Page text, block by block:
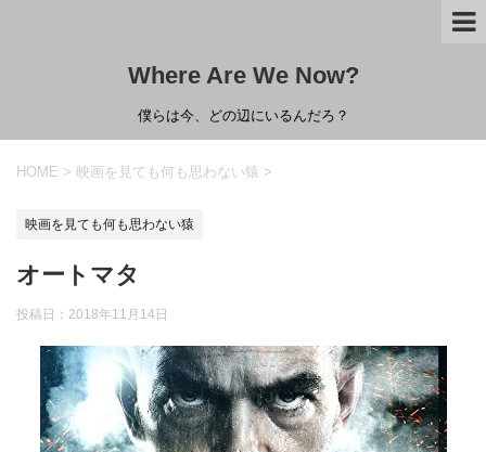
Where Are We Now?
僕らは今、どの辺にいるんだろ？
HOME > 映画を見ても何も思わない猿 >
映画を見ても何も思わない猿
オートマタ
投稿日： 2018年11月14日